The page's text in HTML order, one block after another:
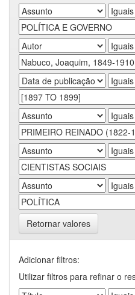
Retornar valores
Adicionar filtros:
Utilizar filtros para refinar o